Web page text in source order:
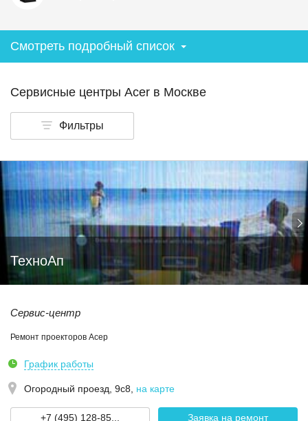
Смотреть подробный список
Сервисные центры Acer в Москве
Фильтры
ТехноАп
Сервис-центр
Ремонт проекторов Асер
График работы
Огородный проезд, 9с8 на карте
+7 (495) 128-85... Заявка на ремонт